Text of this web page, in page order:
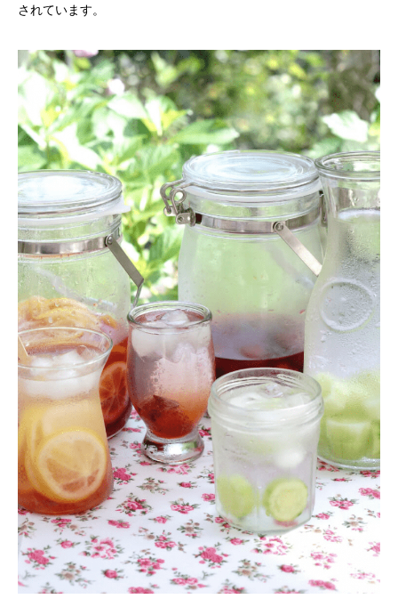
されています。